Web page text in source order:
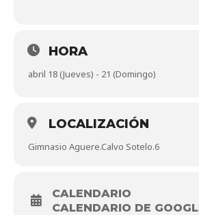
HORA
abril 18 (Jueves) - 21 (Domingo)
LOCALIZACIÓN
Gimnasio Aguere.Calvo Sotelo.6
CALENDARIO
CALENDARIO DE